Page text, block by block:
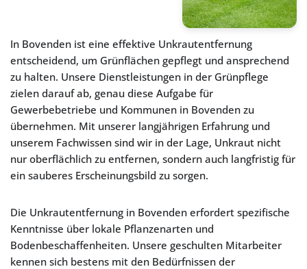
In Bovenden ist eine effektive Unkrautentfernung
entscheidend, um Grünflächen gepflegt und ansprechend
zu halten. Unsere Dienstleistungen in der Grünpflege
zielen darauf ab, genau diese Aufgabe für
Gewerbebetriebe und Kommunen in Bovenden zu
übernehmen. Mit unserer langjährigen Erfahrung und
unserem Fachwissen sind wir in der Lage, Unkraut nicht
nur oberflächlich zu entfernen, sondern auch langfristig für
ein sauberes Erscheinungsbild zu sorgen.
Die Unkrautentfernung in Bovenden erfordert spezifische
Kenntnisse über lokale Pflanzenarten und
Bodenbeschaffenheiten. Unsere geschulten Mitarbeiter
kennen sich bestens mit den Bedürfnissen der